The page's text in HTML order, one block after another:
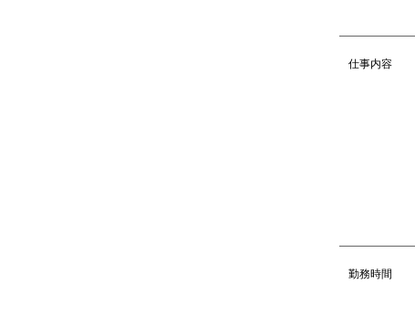
仕事内容
勤務時間